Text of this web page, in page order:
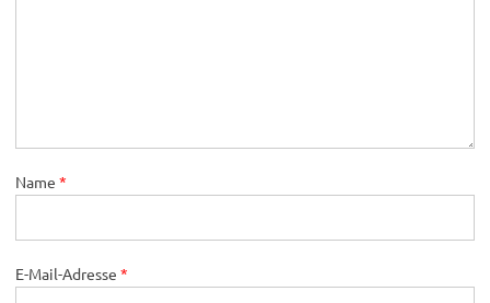
Name *
E-Mail-Adresse *